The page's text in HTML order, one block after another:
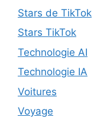
Stars de TikTok
Stars TikTok
Technologie AI
Technologie IA
Voitures
Voyage